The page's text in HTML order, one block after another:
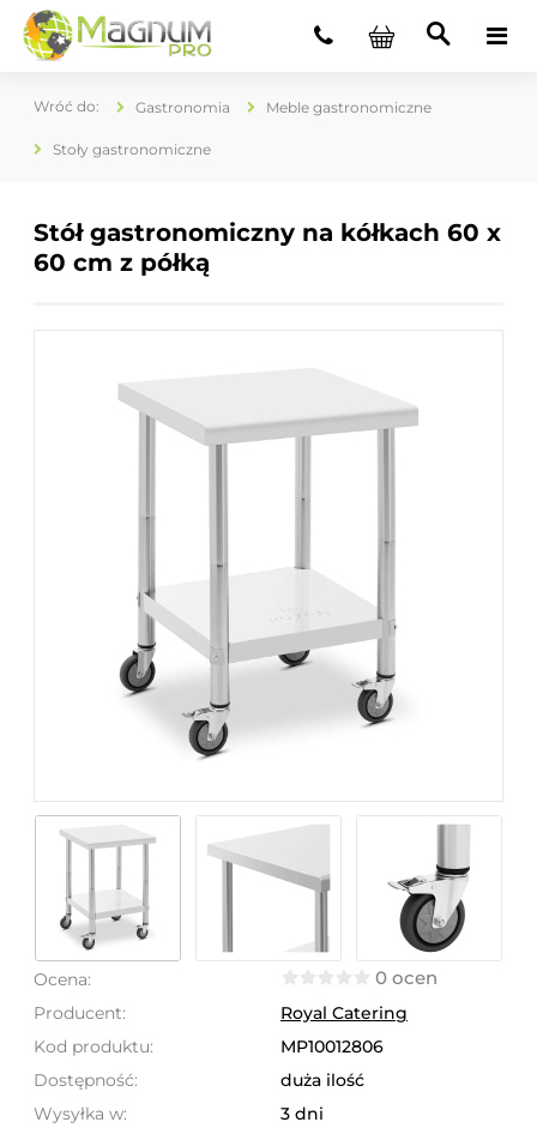
Gastronomia Meble gastronomiczne
Stoły gastronomiczne
Stół gastronomiczny na kółkach 60 x
60 cm z półką
Ocena: 0 ocen
Producent:
Royal Catering
Kod produktu:
MP10012806
Dostępność:
duża ilość
Wysyłka w:
3 dni